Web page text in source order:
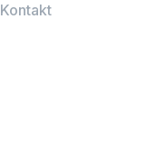
Kontakt